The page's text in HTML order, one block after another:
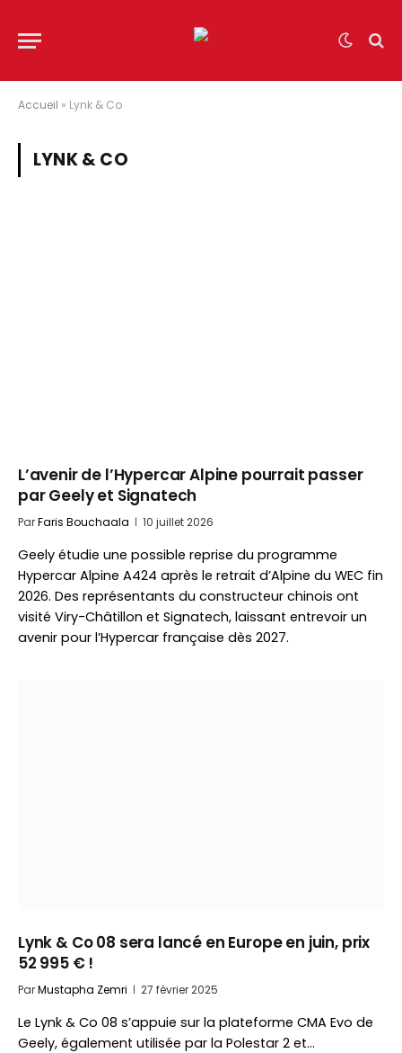
Accueil » Lynk & Co
LYNK & CO
L’avenir de l’Hypercar Alpine pourrait passer
par Geely et Signatech
ParFaris Bouchaala 10 juillet 2026
Geely étudie une possible reprise du programme
Hypercar Alpine A424 après le retrait d’Alpine du WEC fin
2026. Des représentants du constructeur chinois ont
visité Viry-Châtillon et Signatech, laissant entrevoir un
avenir pour l’Hypercar française dès 2027.
Lynk & Co 08 sera lancé en Europe en juin, prix
52 995 € !
ParMustapha Zemri 27 février 2025
Le Lynk & Co 08 s’appuie sur la plateforme CMA Evo de
Geely, également utilisée par la Polestar 2 et…